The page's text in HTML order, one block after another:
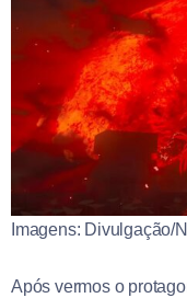
Imagens: Divulgação/
Após vermos o